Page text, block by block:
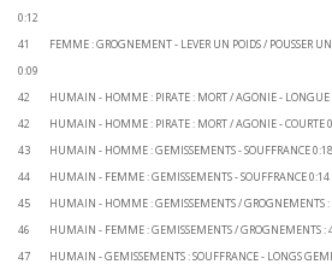
0:12
41 FEMME : GROGNEMENT - LEVER UN POIDS / POUSSER
0:09
42 HUMAIN - HOMME : PIRATE : MORT /
42 HUMAIN - HOMME : PIRATE : MORT / AGONIE
43 HUMAIN - HOMME : GEMISSEMENTS -
44 HUMAIN - FEMME : GEMISSEMENTS -
45 HUMAIN - HOMME : GEMISSEMENTS /
46 HUMAIN - FEMME : GEMISSEMENTS /
47 HUMAIN - GEMISSEMENTS : SOUFFRANCE -